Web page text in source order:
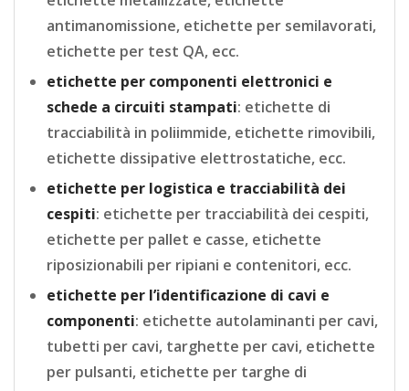
antimanomissione, etichette per semilavorati,
etichette per test QA, ecc.
etichette per componenti elettronici e
schede a circuiti stampati: etichette di
tracciabilità in poliimmide, etichette rimovibili,
etichette dissipative elettrostatiche, ecc.
etichette per logistica e tracciabilità dei
cespiti: etichette per tracciabilità dei cespiti,
etichette per pallet e casse, etichette
riposizionabili per ripiani e contenitori, ecc.
etichette per l’identificazione di cavi e
componenti: etichette autolaminanti per cavi,
tubetti per cavi, targhette per cavi, etichette
per pulsanti, etichette per targhe di